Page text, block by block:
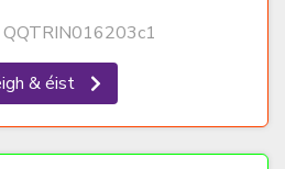
QQTRIN016203c1
& éist